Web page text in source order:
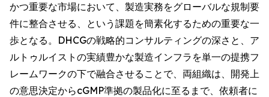
かつ重要な市場において、製造実務をグローバルな規制要
件に整合させる、という課題を簡素化するための重要な一
歩となる。DHCGの戦略的コンサルティングの深さと、ア
ルトゥルイストの実績豊かな製造インフラを単一の提携フ
レームワークの下で融合させることで、両組織は、開発上
の意思決定からcGMP準拠の製品化に至るまで、依頼者に